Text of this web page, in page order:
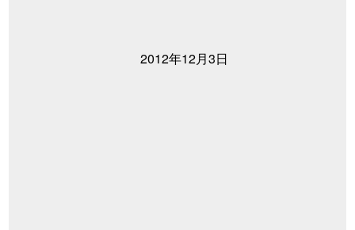
2012年12月3日